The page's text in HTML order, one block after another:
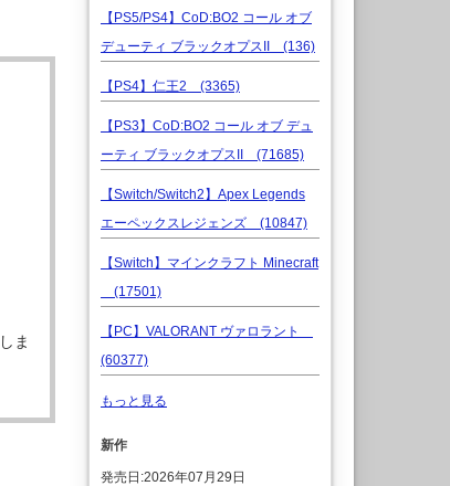
ま
【PS5/PS4】CoD:BO2 コール オブ
デューティ ブラックオプスII (136)
【PS4】仁王2 (3365)
【PS3】CoD:BO2 コール オブ デュ
ーティ ブラックオプスII (71685)
【Switch/Switch2】Apex Legends
エーペックスレジェンズ (10847)
【Switch】マインクラフト Minecraft
(17501)
【PC】VALORANT ヴァロラント
(60377)
もっと見る
新作
発売日:2026年07月29日